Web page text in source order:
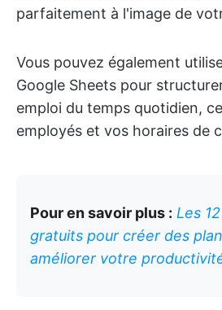
parfaitement à l'image de
Vous pouvez également
Google Sheets pour
emploi du temps quotidien,
employés et vos horaires de
Pour en savoir plus : Les
gratuits pour créer des
améliorer votre